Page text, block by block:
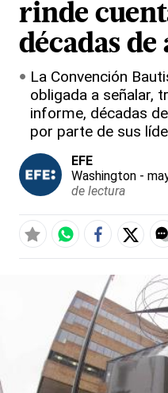
rinde
décadas de
La Convención
obligada a señalar,
informe, décadas
por parte de sus
EFE
Washington -
de lectura